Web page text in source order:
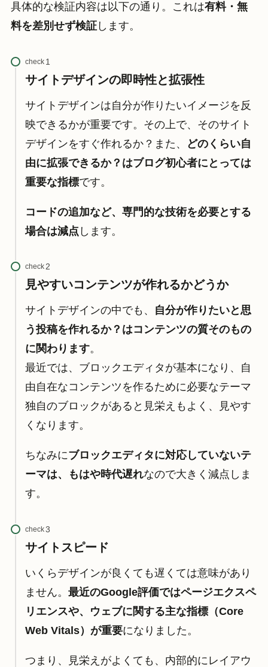
具体的な検証内容は以下の通り。これは有料・無
料を差別せず検証します。
check
サイトデザインの即時性と拡張性
サイトデザインは自分が作りたいイメージを反
映できるかが重要です。その上で、そのサイト
デザインをすぐ作れるか？また、
どのくらい自
由に拡張できるか？はブログ初心者にとっては
重要な指標です。
コードの追加など、専門的な技術を必要とする
場合は減点 します。
check
見やすいコンテンツが作れるかどうか
サイトデザインの中でも、
自分が作りたいと思
う投稿を作れるか？はコンテンツの質そのもの
に関わります。
最近では、ブロックエディタが基本になり、自
由自在なコンテンツを作るために必要なテーマ
独自のブロックがあると見栄えもよく、見やす
くなります。
ちなみにブロックエディタに対応していないテ
ーマは、もはや時代遅れなので大きく減点しま
す。
check
サイトスピード
いくらデザインが良くても遅くては意味があり
ません。 最近のGoogle評価ではページエクスペ
リエンスや、ウェブに関する主な指標（Core
Web Vitals）が重要になりました。
つまり、見栄えがよくても、内部的にレイアウ